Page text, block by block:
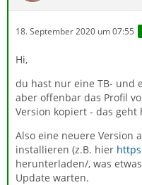
18. September 2020 um 07:55
Hi,
du hast nur eine TB- und
aber offenbar das Profil
Version kopiert - das geht
Also eine neuere Version
installieren (z.B. hier
herunterladen/, was
Update warten.